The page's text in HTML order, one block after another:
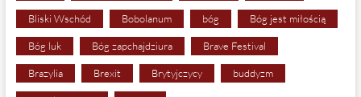
Bliski Wschód Bobolanum bóg Bóg jest miłością
Bóg luk Bóg zapchajdziura Brave Festival
Brazylia Brexit Brytyjczycy buddyzm